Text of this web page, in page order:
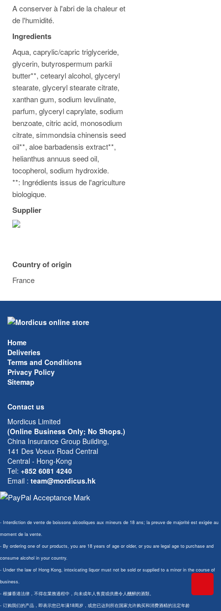
A conserver à l'abri de la chaleur et
de l'humidité.
Ingredients
Aqua, caprylic/capric triglyceride,
glycerin, butyrospermum parkii
butter**, cetearyl alcohol, glyceryl
stearate, glyceryl stearate citrate,
xanthan gum, sodium levulinate,
parfum, glyceryl caprylate, sodium
benzoate, citric acid, monosodium
citrate, simmondsia chinensis seed
oil**, aloe barbadensis extract**,
helianthus annuus seed oil,
tocopherol, sodium hydroxide.
**: Ingrédients issus de l'agriculture
biologique.
Supplier
Country of origin
France
Home
Deliveries
Terms and Conditions
Privacy Policy
Sitemap
Contact us
Mordicus Limited
(Online Business Only; No Shops.)
China Insurance Group Building,
141 Des Voeux Road Central
Central - Hong-Kong
Tel: +852 6081 4240
Email : team@mordicus.hk
- Interdiction de vente de boissons alcooliques aux mineurs de 18 ans; la preuve de majorité est exigée au
moment de la vente.
- By ordering one of our products, you are 18 years of age or older, or you are legal age to purchase and
consume alcohol in your country.
- Under the law of Hong Kong, intoxicating liquor must not be sold or supplied to a minor in the course of
business.
- 根據香港法律，不得在業務過程中，向未成年人售賣或供應令人醺醉的酒類。
- 订购我们的产品，即表示您已年满18周岁，或您已达到所在国家允许购买和消费酒精的法定年龄